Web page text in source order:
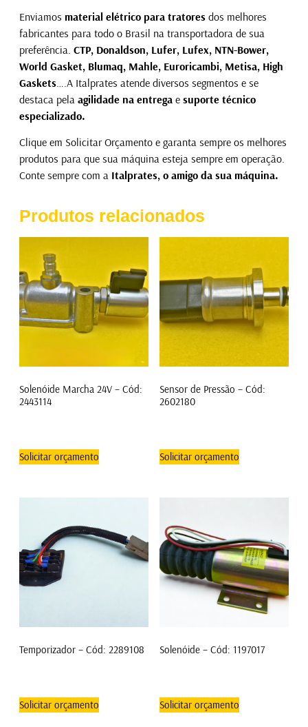
Enviamos material elétrico para tratoresdos melhores
fabricantes para todo o Brasil na transportadora de sua
preferência. CTP, Donaldson, Lufer, Lufex, NTN-Bower,
World Gasket, Blumaq, Mahle, Euroricambi, Metisa, High
Gaskets….A Italprates atende diversos segmentos e se
destaca pela agilidade na entregae suporte técnico
especializado.
Clique em Solicitar Orçamento e garanta sempre os melhores
produtos para que sua máquina esteja sempre em operação.
Conte sempre com a Italprates, o amigo da sua máquina.
Produtos relacionados
Solenóide Marcha 24V – Cód:
2443114
Solicitar orçamento
Sensor de Pressão – Cód:
2602180
Solicitar orçamento
Temporizador – Cód: 2289108
Solicitar orçamento
Solenóide – Cód: 1197017
Solicitar orçamento